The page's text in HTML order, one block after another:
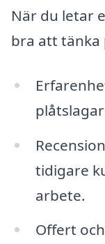
När du letar
bra att tänka
tidigare
arbete.
Offert